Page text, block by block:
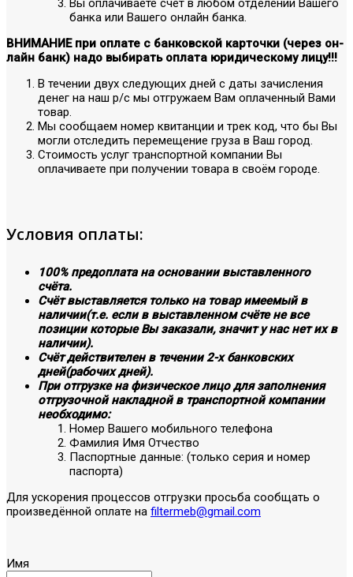
Вы оплачиваете счёт в любом отделении Вашего
банка или Вашего онлайн банка.
ВНИМАНИЕ при оплате с банковской карточки (через он-
лайн банк) надо выбирать оплата юридическому лицу!!!
В течении двух следующих дней с даты зачисления
денег на наш р/с мы отгружаем Вам оплаченный Вами
товар.
Мы сообщаем номер квитанции и трек код, что бы Вы
могли отследить перемещение груза в Ваш город.
Стоимость услуг транспортной компании Вы
оплачиваете при получении товара в своём городе.
Условия оплаты:
100% предоплата на основании выставленного
счёта.
Счёт выставляется только на товар имеемый в
наличии(т.е. если в выставленном счёте не все
позиции которые Вы заказали, значит у нас нет их в
наличии).
Счёт действителен в течении 2-х банковских
дней(рабочих дней).
При отгрузке на физическое лицо для заполнения
отгрузочной накладной в транспортной компании
необходимо:
Номер Вашего мобильного телефона
Фамилия Имя Отчество
Паспортные данные: (только серия и номер
паспорта)
Для ускорения процессов отгрузки просьба сообщать о
произведённой оплате на filtermeb@gmail.com
Имя